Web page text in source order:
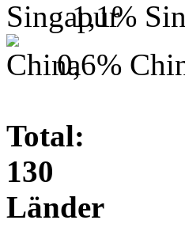
1,1%
0,6%
Total:
130
Länder